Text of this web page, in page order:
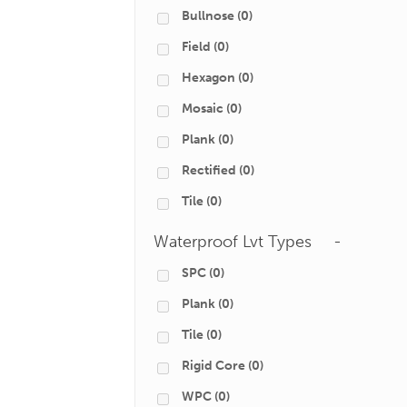
Bullnose (0)
Field (0)
Hexagon (0)
Mosaic (0)
Plank (0)
Rectified (0)
Tile (0)
Waterproof Lvt Types -
SPC (0)
Plank (0)
Tile (0)
Rigid Core (0)
WPC (0)